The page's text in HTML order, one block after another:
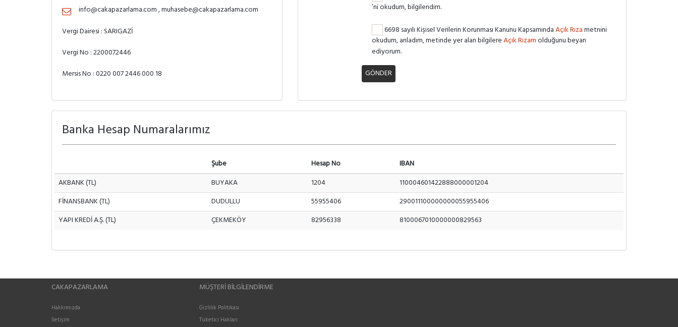
info@cakapazarlama.com , muhasebe@cakapazarlama.com
Vergi Dairesi : SARIGAZİ
Vergi No : 2200072446
Mersis No : 0220 007 2446 000 18
’ni okudum, bilgilendim.
6698 sayılı Kişisel Verilerin Korunması Kanunu KapsamındaAçık Rızametnini
okudum, anladım, metinde yer alan bilgilereAçık Rızamolduğunu beyan
ediyorum.
Banka Hesap Numaralarımız
Şube Hesap No
IBAN
AKBANK (TL)
BUYAKA 1204
110004601422888000001204
FİNANSBANK (TL)
DUDULLU 55955406
290011100000000055955406
YAPI KREDİ A.Ş. (TL)
ÇEKMEKÖY 82956338 8100067010000000829563
CAKAPAZARLAMA
Hakkımızda
İletişim
MÜŞTERI BILGILENDIRME
Gizlilik Politikası
Tüketici Hakları